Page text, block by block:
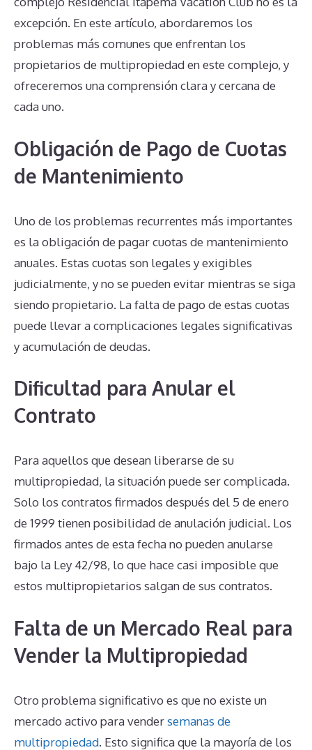
excepción. En este artículo, abordaremos los
problemas más comunes que enfrentan los
propietarios de multipropiedad en este complejo, y
ofreceremos una comprensión clara y cercana de
cada uno.
Obligación de Pago de Cuotas
de Mantenimiento
Uno de los problemas recurrentes más importantes
es la obligación de pagar cuotas de mantenimiento
anuales. Estas cuotas son legales y exigibles
judicialmente, y no se pueden evitar mientras se siga
siendo propietario. La falta de pago de estas cuotas
puede llevar a complicaciones legales significativas
y acumulación de deudas.
Dificultad para Anular el
Contrato
Para aquellos que desean liberarse de su
multipropiedad, la situación puede ser complicada.
Solo los contratos firmados después del 5 de enero
de 1999 tienen posibilidad de anulación judicial. Los
firmados antes de esta fecha no pueden anularse
bajo la Ley 42/98, lo que hace casi imposible que
estos multipropietarios salgan de sus contratos.
Falta de un Mercado Real para
Vender la Multipropiedad
Otro problema significativo es que no existe un
mercado activo para vendersemanas de
multipropiedad. Esto significa que la mayoría de los